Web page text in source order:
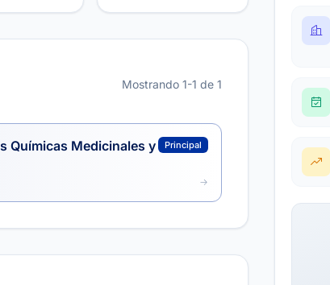
Mostrando 1-1 de 1
Químicas Medicinales y
Principal